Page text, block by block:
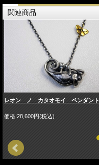
関連商品
レオン ノ カタオモイ ペンダント
価格:28,600円(税込)